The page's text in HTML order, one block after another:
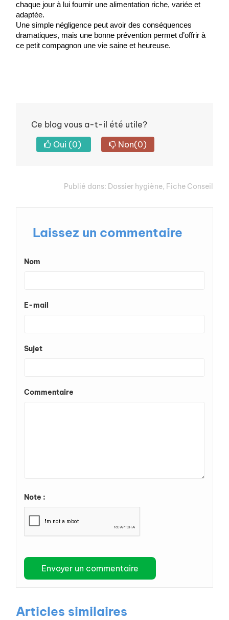
chaque jour à lui fournir une alimentation riche, variée et
adaptée.
Une simple négligence peut avoir des conséquences
dramatiques, mais une bonne prévention permet d’offrir à
ce petit compagnon une vie saine et heureuse.
Ce blog vous a-t-il été utile?
Oui (0) Non(0)
Publié dans: Dossier hygiène, Fiche Conseil
Laissez un commentaire
Nom
E-mail
Sujet
Commentaire
Note :
Articles similaires